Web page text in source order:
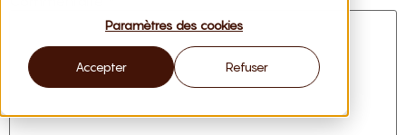
Paramètres des cookies
Accepter Refuser